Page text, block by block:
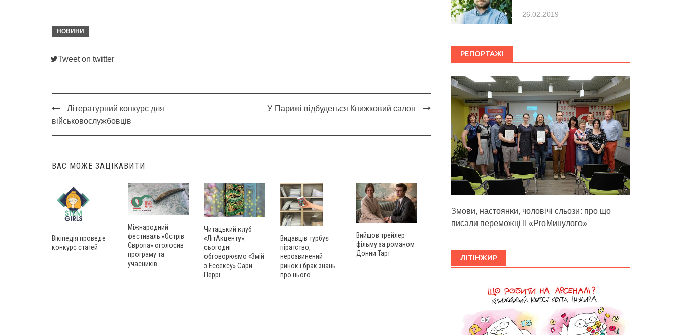
НОВИНИ
Tweet on twitter
Post
navigation
Літературний конкурс для
військовослужбовців
У Парижі відбудеться Книжковий салон
ВАС МОЖЕ ЗАЦІКАВИТИ
Вікіпедія проведе
конкурс статей
Міжнародний
фестиваль «Острів
Європа» оголосив
програму та
учасників
Читацький клуб
«ЛітАкценту»:
сьогодні
обговорюємо «Змій
з Ессексу» Сари
Перрі
Видавців турбує
піратство,
нерозвинений
ринок і брак знань
про нього
Вийшов трейлер
фільму за романом
Донни Тарт
26.02.2019
РЕПОРТАЖІ
Змови, настоянки, чоловічі сльози: про що
писали переможці ІІ «ProМинулого»
ЛІТІНЖИР